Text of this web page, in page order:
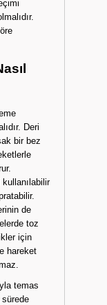
Deri
bir bez
de
toz
için
hareket
temas